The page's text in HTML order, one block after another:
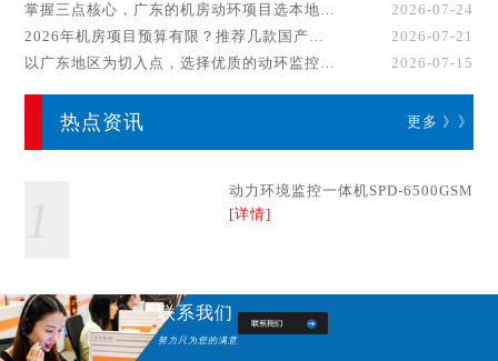
掌握三点核心，广东的机房动环项目选本地厂家事半功倍！
2026-07-24
2026年机房项目预算有限？推荐几款国产动环监控系统品牌
2026-07-21
以广东地区为切入点，选择优质的动环监控系统厂家
2026-07-15
热点资讯 更多 》》
动力环境监控一体机SPD-6500GSM
[详情]
联系我们
努力只为您的满意